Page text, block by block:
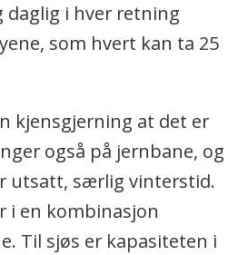
i hver retning
som hvert kan ta 25
kjensgjerning at det er
også på jernbane, og
utsatt, særlig vinterstid.
i en kombinasjon
Til sjøs er kapasiteten i